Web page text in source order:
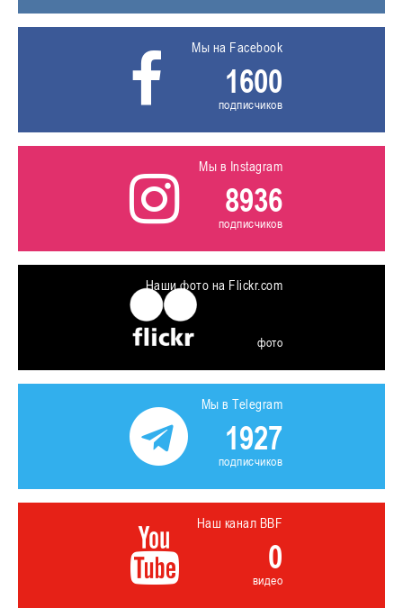
Мы на Facebook
1600
подписчиков
Мы в Instagram
8936
подписчиков
Наши фото на Flickr.com
фото
Мы в Telegram
1927
подписчиков
Наш канал BBF
0
видео